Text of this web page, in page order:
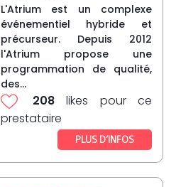
L'Atrium est un complexe
événementiel hybride et
précurseur. Depuis 2012
l'Atrium propose une
programmation de qualité,
des...
208 likes pour ce
prestataire
PLUS D’INFOS